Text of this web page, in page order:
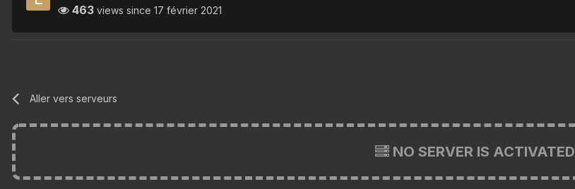
463 views since 17 février 2021
Aller vers serveurs
NO SERVER IS ACTIVATED